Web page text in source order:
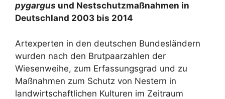
pygargus und Nestschutzmaßnahmen in
Deutschland 2003 bis 2014
Artexperten in den deutschen Bundesländern
wurden nach den Brutpaarzahlen der
Wiesenweihe, zum Erfassungsgrad und zu
Maßnahmen zum Schutz von Nestern in
landwirtschaftlichen Kulturen im Zeitraum